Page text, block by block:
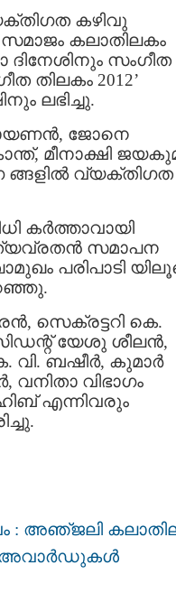
കഴിവു
കലാതിലകം
ദിനേശിനും സംഗീത
തിലകം 2012’
ലഭിച്ചു.
ജോനെ
മീനാക്ഷി
ങ്ങളില്‍ വ്യക്തിഗത
കര്‍ത്താവായി
സമാപന
പരിപാടി
സെക്രട്ടറി കെ.
യേശു ശീലന്‍,
വി. ബഷീര്‍, കുമാര്‍
വനിതാ വിഭാഗം
എന്നിവരും
: അഞ്‌ജലി
അവാർഡുകൾ